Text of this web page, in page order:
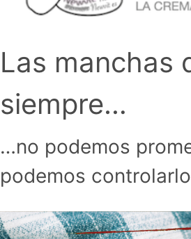
Las manchas
siempre…
…no podemos
podemos